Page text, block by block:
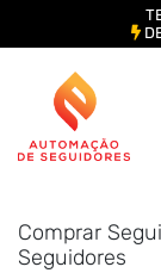
content
Comprar
Seguidores